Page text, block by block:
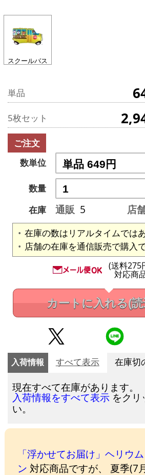
スクールバス
単品
5枚セット
ご注文
数単位
数量
在庫
通販 5 店
在庫の数はリアルタイムでは
店舗の在庫を通信販売で購入
(送料275
対応商
カートに入れる(
入荷情報 すべて表示 在庫切
現在すべて在庫があります。
入荷情報をすべて表示 をクリ
い。
「浮かせてお届け」ヘリウ
ン 対応商品ですが、 夏季(7